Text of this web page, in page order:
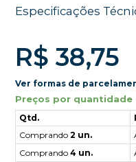
Especificações
R$ 38,75
Ver formas de
Preços por quantidade
Qtd.
Comprando 2 un.
Comprando 4 un.